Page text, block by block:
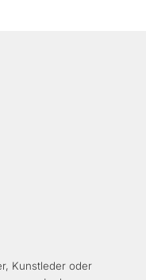
Kunstleder oder